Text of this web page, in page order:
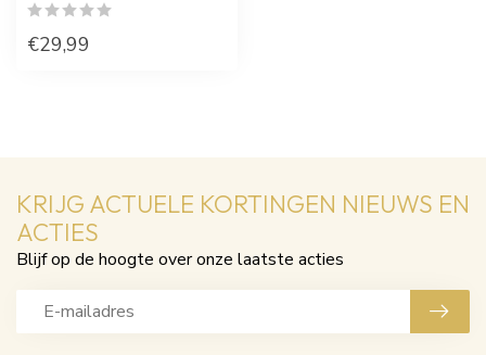
€29,99
KRIJG ACTUELE KORTINGEN NIEUWS EN
ACTIES
Blijf op de hoogte over onze laatste acties